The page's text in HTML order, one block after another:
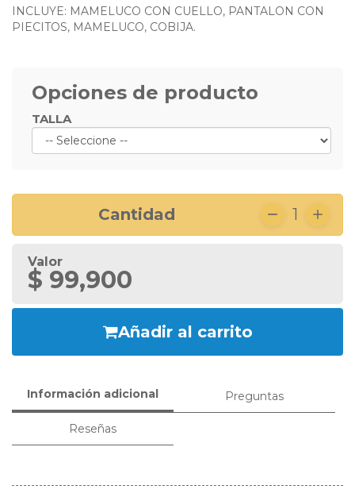
INCLUYE: MAMELUCO CON CUELLO, PANTALON CON
PIECITOS, MAMELUCO, COBIJA.
Opciones de producto
TALLA
Cantidad 1
Valor
$ 99,900
Añadir al carrito
Información adicional Preguntas
Reseñas